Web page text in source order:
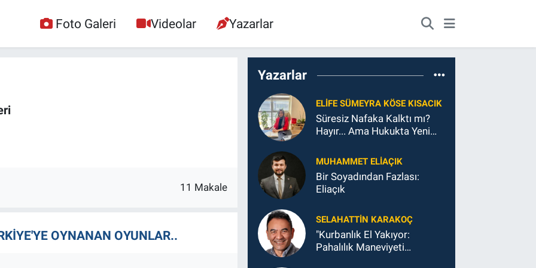
Foto Galeri Videolar Yazarlar
11 Makale
OYNANAN OYUNLAR..
Yazarlar
ELIFE SÜMEYRA KÖSE KISACIK
Süresiz Nafaka Kalktı mı?
Hayır... Ama Hukukta Yeni
MUHAMMET ELİAÇIK
Bir Soyadından Fazlası:
Eliaçık
SELAHATTIN KARAKOÇ
"Kurbanlık El Yakıyor:
Pahalılık Maneviyeti